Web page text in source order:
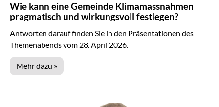
Wie kann eine Gemeinde Klimamassnahmen
pragmatisch und wirkungsvoll festlegen?
Antworten darauf finden Sie in den Präsentationen des
Themenabends vom 28. April 2026.
Mehr dazu »